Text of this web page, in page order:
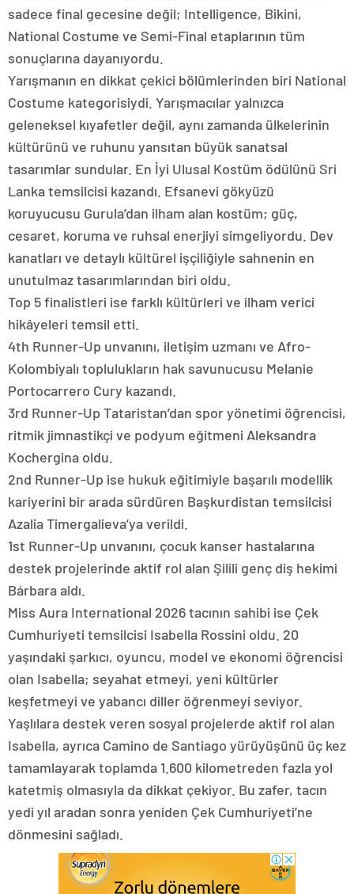
sadece final gecesine değil; Intelligence, Bikini,
National Costume ve Semi-Final etaplarının tüm
sonuçlarına dayanıyordu.
Yarışmanın en dikkat çekici bölümlerinden biri National
Costume kategorisiydi. Yarışmacılar yalnızca
geleneksel kıyafetler değil, aynı zamanda ülkelerinin
kültürünü ve ruhunu yansıtan büyük sanatsal
tasarımlar sundular. En İyi Ulusal Kostüm ödülünü Sri
Lanka temsilcisi kazandı. Efsanevi gökyüzü
koruyucusu Gurula’dan ilham alan kostüm; güç,
cesaret, koruma ve ruhsal enerjiyi simgeliyordu. Dev
kanatları ve detaylı kültürel işçiliğiyle sahnenin en
unutulmaz tasarımlarından biri oldu.
Top 5 finalistleri ise farklı kültürleri ve ilham verici
hikâyeleri temsil etti.
4th Runner-Up unvanını, iletişim uzmanı ve Afro-
Kolombiyalı toplulukların hak savunucusu Melanie
Portocarrero Cury kazandı.
3rd Runner-Up Tataristan’dan spor yönetimi öğrencisi,
ritmik jimnastikçi ve podyum eğitmeni Aleksandra
Kochergina oldu.
2nd Runner-Up ise hukuk eğitimiyle başarılı modellik
kariyerini bir arada sürdüren Başkurdistan temsilcisi
Azalia Timergalieva’ya verildi.
1st Runner-Up unvanını, çocuk kanser hastalarına
destek projelerinde aktif rol alan Şilili genç diş hekimi
Bárbara aldı.
Miss Aura International 2026 tacının sahibi ise Çek
Cumhuriyeti temsilcisi Isabella Rossini oldu. 20
yaşındaki şarkıcı, oyuncu, model ve ekonomi öğrencisi
olan Isabella; seyahat etmeyi, yeni kültürler
keşfetmeyi ve yabancı diller öğrenmeyi seviyor.
Yaşlılara destek veren sosyal projelerde aktif rol alan
Isabella, ayrıca Camino de Santiago yürüyüşünü üç kez
tamamlayarak toplamda 1.600 kilometreden fazla yol
katetmiş olmasıyla da dikkat çekiyor. Bu zafer, tacın
yedi yıl aradan sonra yeniden Çek Cumhuriyeti’ne
dönmesini sağladı.